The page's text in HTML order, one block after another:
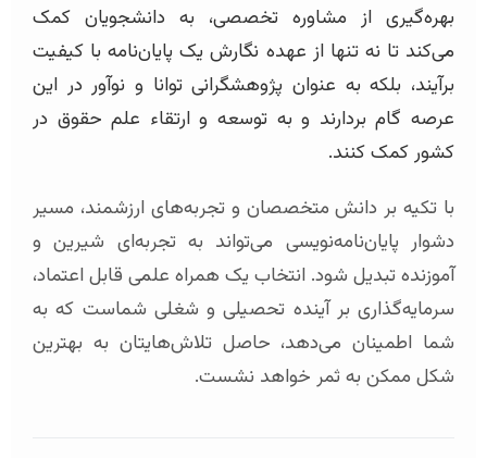
بهره‌گیری از مشاوره تخصصی، به دانشجویان کمک
می‌کند تا نه تنها از عهده نگارش یک پایان‌نامه با کیفیت
برآیند، بلکه به عنوان پژوهشگرانی توانا و نوآور در این
عرصه گام بردارند و به توسعه و ارتقاء علم حقوق در
کشور کمک کنند.
با تکیه بر دانش متخصصان و تجربه‌های ارزشمند، مسیر
دشوار پایان‌نامه‌نویسی می‌تواند به تجربه‌ای شیرین و
آموزنده تبدیل شود. انتخاب یک همراه علمی قابل اعتماد،
سرمایه‌گذاری بر آینده تحصیلی و شغلی شماست که به
شما اطمینان می‌دهد، حاصل تلاش‌هایتان به بهترین
شکل ممکن به ثمر خواهد نشست.